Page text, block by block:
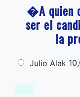
�A quien
ser el
la
Julio Alak